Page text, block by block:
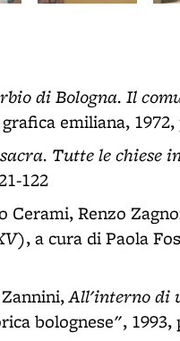
di Bologna. Il
emiliana, 1972,
Tutte le chiese
122
Cerami, Renzo
, a cura di Paola
All'interno di
bolognese", 1993,